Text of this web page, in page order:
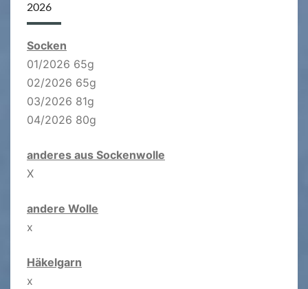
2026
Socken
01/2026 65g
02/2026 65g
03/2026 81g
04/2026 80g
anderes aus Sockenwolle
X
andere Wolle
x
Häkelgarn
x